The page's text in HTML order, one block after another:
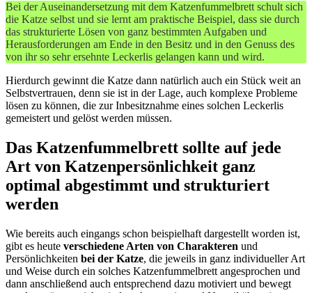
Bei der Auseinandersetzung mit dem Katzenfummelbrett schult sich
die Katze selbst und sie lernt am praktische Beispiel, dass sie durch
das strukturierte Lösen von ganz bestimmten Aufgaben und
Herausforderungen am Ende in den Besitz und in den Genuss des
von ihr so sehr ersehnte Leckerlis gelangen kann und wird.
Hierdurch gewinnt die Katze dann natürlich auch ein Stück weit an
Selbstvertrauen, denn sie ist in der Lage, auch komplexe Probleme
lösen zu können, die zur Inbesitznahme eines solchen Leckerlis
gemeistert und gelöst werden müssen.
Das Katzenfummelbrett sollte auf jede
Art von Katzenpersönlichkeit ganz
optimal abgestimmt und strukturiert
werden
Wie bereits auch eingangs schon beispielhaft dargestellt worden ist,
gibt es heute verschiedene Arten von Charakteren und
Persönlichkeiten bei der Katze, die jeweils in ganz individueller Art
und Weise durch ein solches Katzenfummelbrett angesprochen und
dann anschließend auch entsprechend dazu motiviert und bewegt